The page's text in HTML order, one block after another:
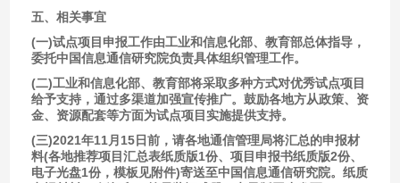
五、相关事宜
(一)试点项目申报工作由工业和信息化部、教育部总体指导，
委托中国信息通信研究院负责具体组织管理工作。
(二)工业和信息化部、教育部将采取多种方式对优秀试点项目
给予支持，通过多渠道加强宣传推广。鼓励各地方从政策、资
金、资源配套等方面为试点项目实施提供支持。
(三)2021年11月15日前，请各地通信管理局将汇总的申报材
料(各地推荐项目汇总表纸质版1份、项目申报书纸质版2份、
电子光盘1份，模板见附件)寄送至中国信息通信研究院。纸质